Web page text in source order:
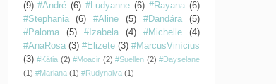
(9) #André (6) #Ludyanne (6) #Rayana (6)
#Stephania
(6) #Aline (5) #Dandára
(5)
#Paloma
(5) #Izabela (4) #Michelle
(4)
#AnaRosa (3) #Elizete (3) #MarcusVinícius
(3) #Kátia (2) #Moacir (2) #Suellen (2) #Dayselane
(1) #Mariana (1) #Rudynalva (1)